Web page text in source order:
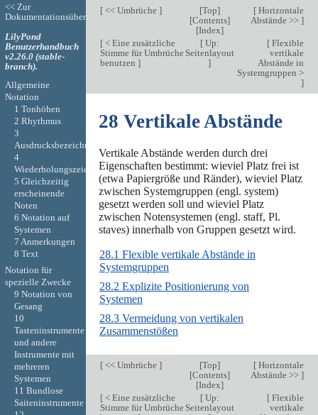
[<< Umbrüche ] [Top]
[Contents]
[Index]
[Horizontale
Abstände >> ]
[< Eine zusätzliche
Stimme für Umbrüche
benutzen ]
[Up:
Seitenlayout
]
[Flexible
vertikale
Abstände in
Systemgruppen >
]
28 Vertikale Abstände
Vertikale Abstände werden durch drei
Eigenschaften bestimmt: wieviel Platz frei ist
(etwa Papiergröße und Ränder), wieviel Platz
zwischen Systemgruppen (engl. system)
gesetzt werden soll und wieviel Platz
zwischen Notensystemen (engl. staff, Pl.
staves) innerhalb von Gruppen gesetzt wird.
28.1 Flexible vertikale Abstände in
Systemgruppen
28.2 Explizite Positionierung von
Systemen
28.3 Vermeidung von vertikalen
Zusammenstößen
[<< Umbrüche ] [Top]
[Contents]
[Index]
[Horizontale
Abstände >> ]
[< Eine zusätzliche
Stimme für Umbrüche
[Up:
Seitenlayout
[Flexible
vertikale
<< Zur
Dokumentationsübersicht
LilyPond
Benutzerhandbuch
v2.26.0 (stable-
branch).
Allgemeine
Notation
1 Tonhöhen
2 Rhythmus
3
Ausdrucksbezeichnungen
4
Wiederholungszeichen
5 Gleichzeitig
erscheinende
Noten
6 Notation auf
Systemen
7 Anmerkungen
8 Text
Notation für
spezielle Zwecke
9 Notation von
Gesang
10
Tasteninstrumente
und andere
Instrumente mit
mehreren
Systemen
11 Bundlose
Saiteninstrumente